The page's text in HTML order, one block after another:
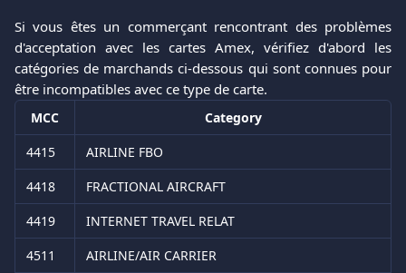
Si vous êtes un commerçant rencontrant des problèmes
d'acceptation avec les cartes Amex, vérifiez d'abord les
catégories de marchands ci-dessous qui sont connues pour
être incompatibles avec ce type de carte.
MCC
Category
4415
AIRLINE FBO
4418
FRACTIONAL AIRCRAFT
4419
INTERNET TRAVEL RELAT
4511
AIRLINE/AIR CARRIER